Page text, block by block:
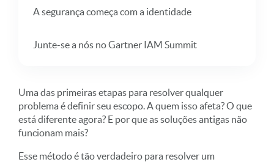
A segurança começa com a identidade
Junte-se a nós no Gartner IAM Summit
Uma das primeiras etapas para resolver qualquer
problema é definir seu escopo. A quem isso afeta? O que
está diferente agora? E por que as soluções antigas não
funcionam mais?
Esse método é tão verdadeiro para resolver um